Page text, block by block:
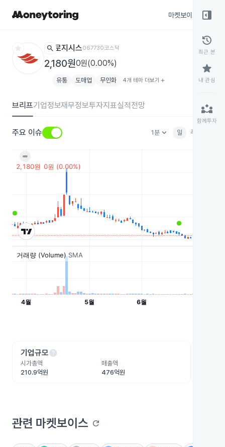
마켓보이스
star search 로지시스067730코스닥
2,180원0원(0.00%)
유통 도매업 무인화 4개 테마 더보기 add
브리프기업정보재무정보투자지표실적전망
주요 이슈 1분keyboard_arrow_down 일 주
기업규모help
시가총액
210.9억원
매출액
476억원
관련 마켓보이스 refresh
right_panel_open
history
최근 본
star
내 관심
partner_exchange
함께투자